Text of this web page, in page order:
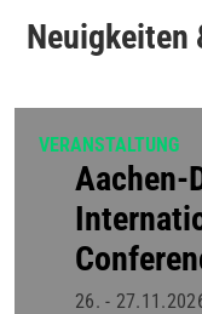
Neuigkeiten
VERANSTALTUNG
Aachen-
26. -